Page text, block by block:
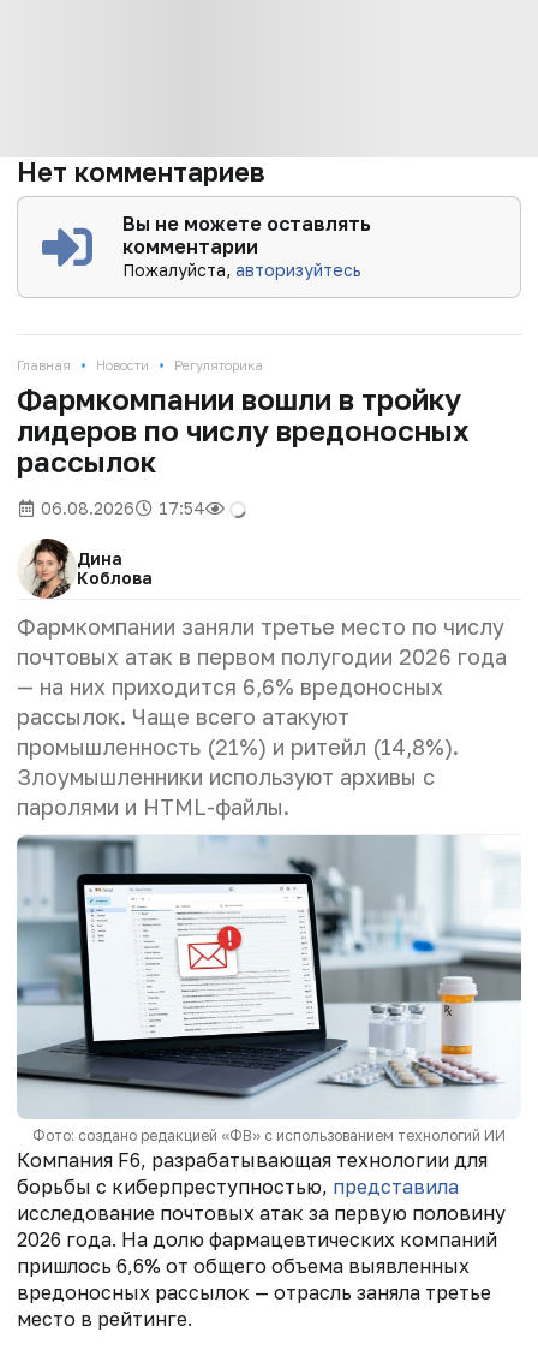
Нет комментариев
Вы не можете оставлять
комментарии
Пожалуйста,авторизуйтесь
Главная • Новости • Регуляторика
Фармкомпании вошли в тройку
лидеров по числу вредоносных
рассылок
06.08.2026 17:54
Дина
Коблова
Фармкомпании заняли третье место по числу
почтовых атак в первом полугодии 2026 года
— на них приходится 6,6% вредоносных
рассылок. Чаще всего атакуют
промышленность (21%) и ритейл (14,8%).
Злоумышленники используют архивы с
паролями и HTML-файлы.
Фото: создано редакцией «ФВ» с использованием технологий ИИ
Компания F6, разрабатывающая технологии для
борьбы с киберпреступностью, представила
исследование почтовых атак за первую половину
2026 года. На долю фармацевтических компаний
пришлось 6,6% от общего объема выявленных
вредоносных рассылок — отрасль заняла третье
место в рейтинге.